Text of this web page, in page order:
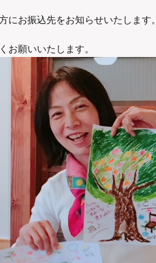
にお振込先をお知らせいたします。
お願いいたします。